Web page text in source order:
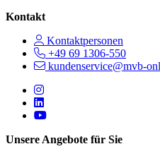
Kontakt
Kontaktpersonen
+49 69 1306-550
kundenservice@mvb-
Follow us on https://
Follow us on https://
Follow us on https://
Unsere Angebote für Sie